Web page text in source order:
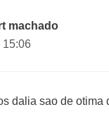
machado
15:06
dalia sao de otima